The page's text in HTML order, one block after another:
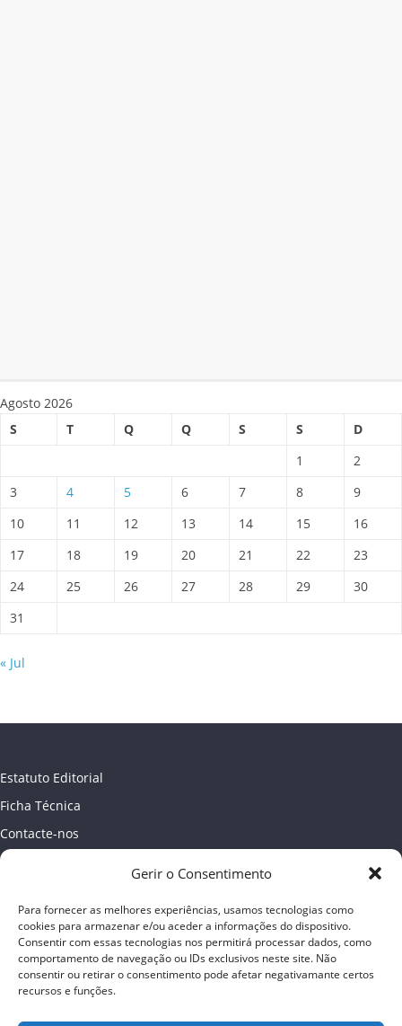
Gerir o Consentimento
Para fornecer as melhores experiências, usamos tecnologias como
cookies para armazenar e/ou aceder a informações do dispositivo.
Consentir com essas tecnologias nos permitirá processar dados, como
comportamento de navegação ou IDs exclusivos neste site. Não
consentir ou retirar o consentimento pode afetar negativamante certos
recursos e funções.
Agosto 2026
S
T Q Q S S
D
1
2
3
4 5 6 7 8
9
10
11 12 13 14 15
16
17
18 19 20 21 22
23
24
25 26 27 28 29
30
31
« Jul
Estatuto Editorial
Ficha Técnica
Contacte-nos
Newsletter
Publicidade